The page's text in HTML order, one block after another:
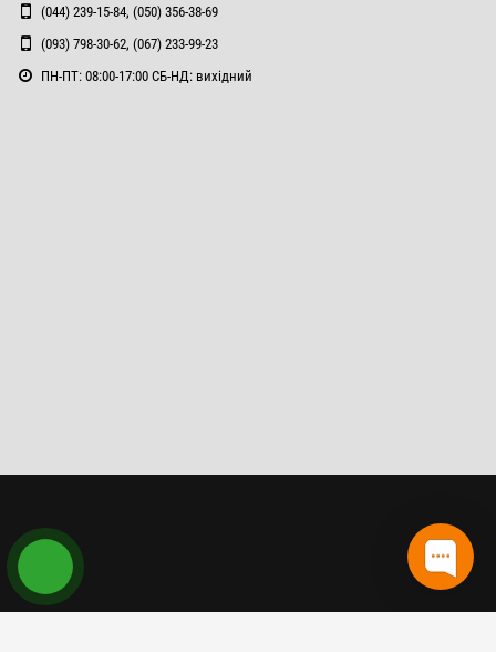
(044) 239-15-84, (050) 356-38-69
(093) 798-30-62, (067) 233-99-23
ПН-ПТ: 08:00-17:00 СБ-НД: вихідний